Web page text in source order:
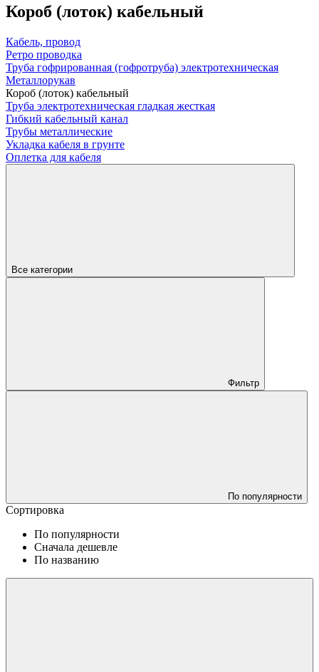
Короб (лоток) кабельный
Кабель, провод
Ретро проводка
Труба гофрированная (гофротруба) электротехническая
Металлорукав
Короб (лоток) кабельный
Труба электротехническая гладкая жесткая
Гибкий кабельный канал
Трубы металлические
Укладка кабеля в грунте
Оплетка для кабеля
Все категории
Фильтр
По популярности
Сортировка
По популярности
Сначала дешевле
По названию